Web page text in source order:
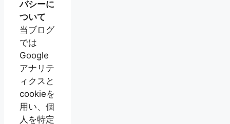
バシーに
ついて
当ブログ
では
Google
アナリテ
ィクスと
cookieを
用い、個
人を特定